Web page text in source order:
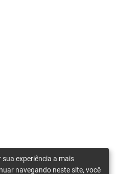
experiência a mais
navegando neste site, você